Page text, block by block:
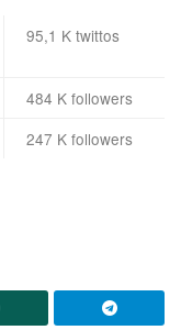
95,1 K twittos
484 K followers
247 K followers